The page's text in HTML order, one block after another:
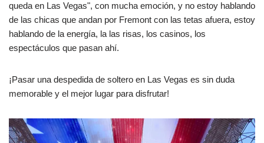
queda en Las Vegas", con mucha emoción, y no estoy hablando
de las chicas que andan por Fremont con las tetas afuera, estoy
hablando de la energía, la las risas, los casinos, los
espectáculos que pasan ahí.
¡Pasar una despedida de soltero en Las Vegas es sin duda
memorable y el mejor lugar para disfrutar!